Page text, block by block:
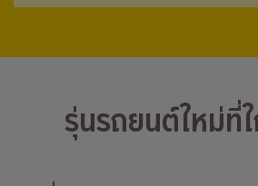
รุ่นรถยนต์ใหม่ที่